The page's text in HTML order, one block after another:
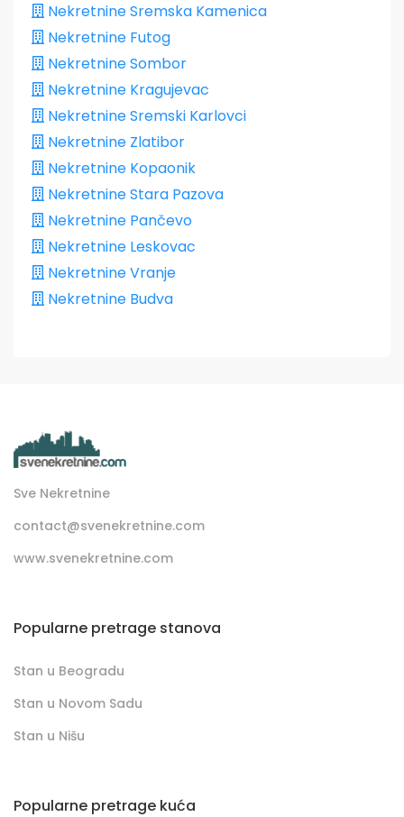
Nekretnine Sremska Kamenica
Nekretnine Futog
Nekretnine Sombor
Nekretnine Kragujevac
Nekretnine Sremski Karlovci
Nekretnine Zlatibor
Nekretnine Kopaonik
Nekretnine Stara Pazova
Nekretnine Pančevo
Nekretnine Leskovac
Nekretnine Vranje
Nekretnine Budva
Sve Nekretnine
contact@svenekretnine.com
www.svenekretnine.com
Popularne pretrage stanova
Stan u Beogradu
Stan u Novom Sadu
Stan u Nišu
Popularne pretrage kuća